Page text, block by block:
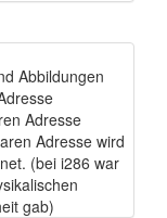
Abbildungen
Adresse
Adresse wird
(bei i286 war
gab)